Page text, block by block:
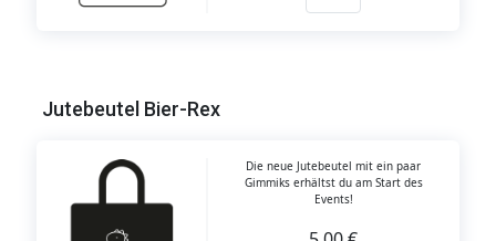
Jutebeutel Bier-Rex
Die neue Jutebeutel mit ein paar
Gimmiks erhältst du am Start des
Events!